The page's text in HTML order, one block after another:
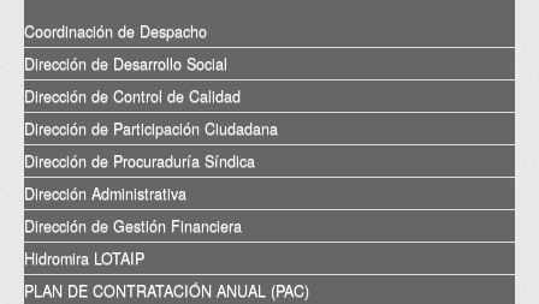
Coordinación de Despacho
Dirección de Desarrollo Social
Dirección de Control de Calidad
Dirección de Participación Ciudadana
Dirección de Procuraduría Síndica
Dirección Administrativa
Dirección de Gestión Financiera
Hidromira LOTAIP
PLAN DE CONTRATACIÓN ANUAL (PAC)